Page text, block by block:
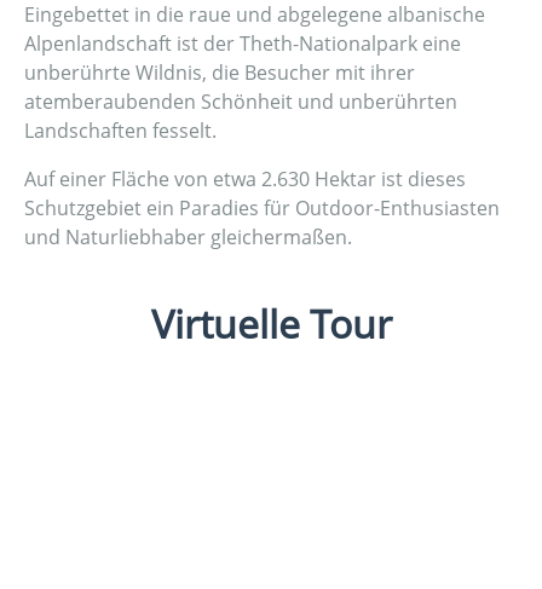
Eingebettet in die raue und abgelegene albanische
Alpenlandschaft ist der Theth-Nationalpark eine
unberührte Wildnis, die Besucher mit ihrer
atemberaubenden Schönheit und unberührten
Landschaften fesselt.
Auf einer Fläche von etwa 2.630 Hektar ist dieses
Schutzgebiet ein Paradies für Outdoor-Enthusiasten
und Naturliebhaber gleichermaßen.
Virtuelle Tour